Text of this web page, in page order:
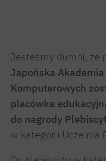
Jesteśmy dumni, że
Japońska
Komputerowych
placówka
do nagrody
w kategorii Uczelnia